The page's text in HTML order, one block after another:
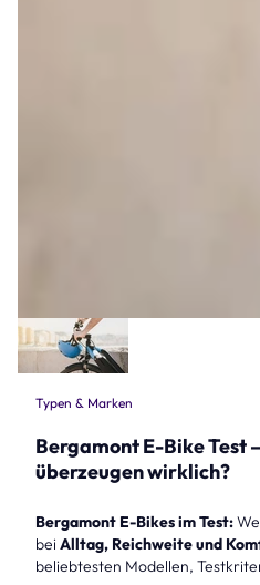
Typen & Marken
Bergamont E-Bike Test
überzeugen wirklich?
Bergamont E-Bikes im Test:
bei Alltag, Reichweite und
beliebtesten Modellen,